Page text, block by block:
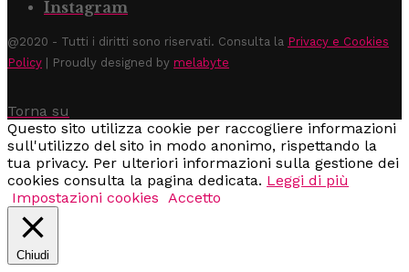
Instagram
@2020 - Tutti i diritti sono riservati. Consulta la Privacy e Cookies
Policy | Proudly designed by melabyte
Torna su
Questo sito utilizza cookie per raccogliere informazioni
sull'utilizzo del sito in modo anonimo, rispettando la
tua privacy. Per ulteriori informazioni sulla gestione dei
cookies consulta la pagina dedicata. Leggi di più
Impostazioni cookies Accetto
Chiudi